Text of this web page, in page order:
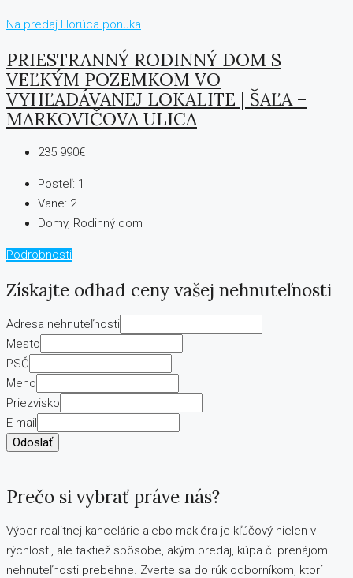
Na predaj Horúca ponuka
PRIESTRANNÝ RODINNÝ DOM S
VEĽKÝM POZEMKOM VO
VYHĽADÁVANEJ LOKALITE | ŠAĽA –
MARKOVIČOVA ULICA
235 990€
Posteľ: 1
Vane: 2
Domy, Rodinný dom
Podrobnosti
Získajte odhad ceny vašej nehnuteľnosti
Adresa nehnuteľnosti
Mesto
PSČ
Meno
Priezvisko
E-mail
Odoslať
Prečo si vybrať práve nás?
Výber realitnej kancelárie alebo makléra je kľúčový nielen v
rýchlosti, ale taktiež spôsobe, akým predaj, kúpa či prenájom
nehnuteľnosti prebehne. Zverte sa do rúk odborníkom, ktorí